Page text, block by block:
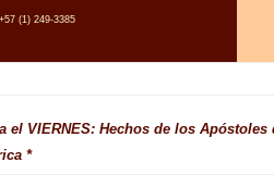
(1) 249-3385
el VIERNES: Hechos de los Apóstoles
*